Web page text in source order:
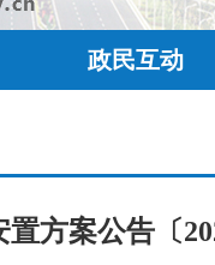
政民互动
方案公告〔